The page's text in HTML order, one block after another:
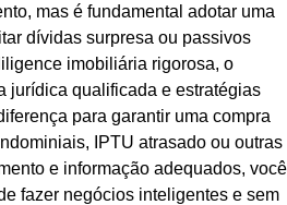
mas é fundamental adotar uma
dívidas surpresa ou passivos
imobiliária rigorosa, o
jurídica qualificada e estratégias
para garantir uma compra
IPTU atrasado ou outras
e informação adequados, você
fazer negócios inteligentes e sem